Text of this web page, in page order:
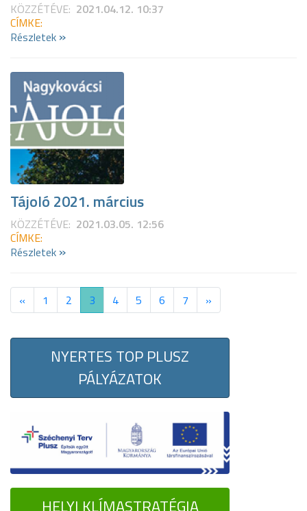
KÖZZÉTÉVE: 2021.04.12. 10:37
CÍMKE:
Részletek »
Tájoló 2021. március
KÖZZÉTÉVE: 2021.03.05. 12:56
CÍMKE:
Részletek »
« 1 2 3 4 5 6 7 »
NYERTES TOP PLUSZ
PÁLYÁZATOK